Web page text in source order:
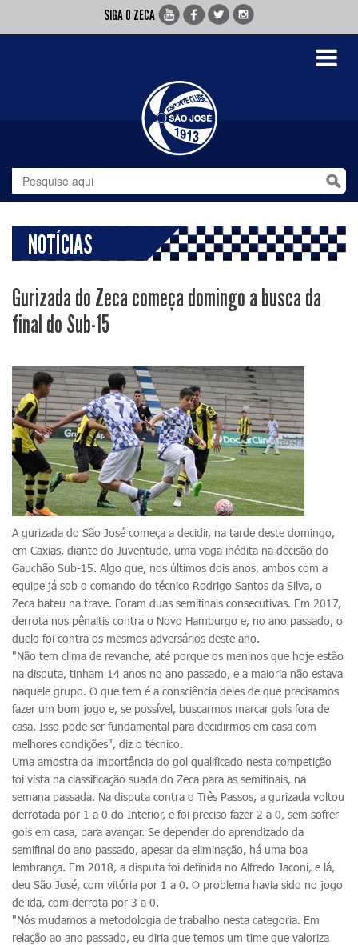
SIGA O ZECA
Toggle
NOTÍCIAS
Gurizada do Zeca começa domingo a busca da
final do Sub-15
A gurizada do São José começa a decidir, na tarde deste domingo,
em Caxias, diante do Juventude, uma vaga inédita na decisão do
Gauchão Sub-15. Algo que, nos últimos dois anos, ambos com a
equipe já sob o comando do técnico Rodrigo Santos da Silva, o
Zeca bateu na trave. Foram duas semifinais consecutivas. Em 2017,
derrota nos pênaltis contra o Novo Hamburgo e, no ano passado, o
duelo foi contra os mesmos adversários deste ano.
"Não tem clima de revanche, até porque os meninos que hoje estão
na disputa, tinham 14 anos no ano passado, e a maioria não estava
naquele grupo. O que tem é a consciência deles de que precisamos
fazer um bom jogo e, se possível, buscarmos marcar gols fora de
casa. Isso pode ser fundamental para decidirmos em casa com
melhores condições", diz o técnico.
Uma amostra da importância do gol qualificado nesta competição
foi vista na classificação suada do Zeca para as semifinais, na
semana passada. Na disputa contra o Três Passos, a gurizada voltou
derrotada por 1 a 0 do Interior, e foi preciso fazer 2 a 0, sem sofrer
gols em casa, para avançar. Se depender do aprendizado da
semifinal do ano passado, apesar da eliminação, há uma boa
lembrança. Em 2018, a disputa foi definida no Alfredo Jaconi, e lá,
deu São José, com vitória por 1 a 0. O problema havia sido no jogo
de ida, com derrota por 3 a 0.
"Nós mudamos a metodologia de trabalho nesta categoria. Em
relação ao ano passado, eu diria que temos um time que valoriza